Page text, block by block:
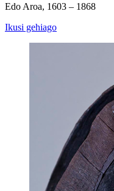
Edo Aroa, 1603 – 1868
Ikusi gehiago